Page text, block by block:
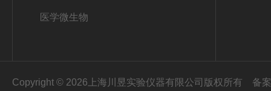
医学微生物
Copyright © 2026上海川昱实验仪器有限公司版权所有 备